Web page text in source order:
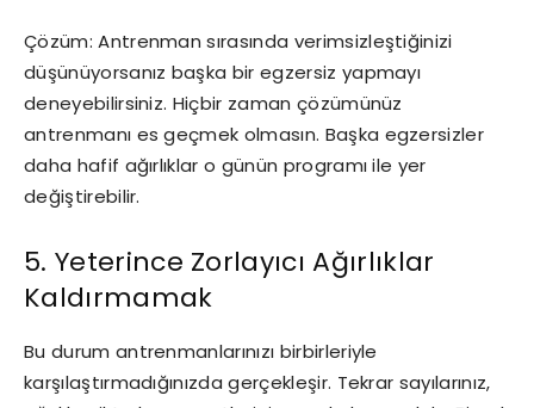
Çözüm: Antrenman sırasında verimsizleştiğinizi
düşünüyorsanız başka bir egzersiz yapmayı
deneyebilirsiniz. Hiçbir zaman çözümünüz
antrenmanı es geçmek olmasın. Başka egzersizler
daha hafif ağırlıklar o günün programı ile yer
değiştirebilir.
5. Yeterince Zorlayıcı Ağırlıklar
Kaldırmamak
Bu durum antrenmanlarınızı birbirleriyle
karşılaştırmadığınızda gerçekleşir. Tekrar sayılarınız,